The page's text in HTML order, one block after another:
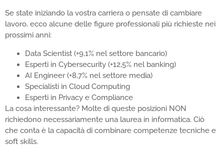
Se state iniziando la vostra carriera o pensate di cambiare
lavoro, ecco alcune delle figure professionali più richieste nei
prossimi anni:
Data Scientist (+9,1% nel settore bancario)
Esperti in Cybersecurity (+12,5% nel banking)
AI Engineer (+8,7% nel settore media)
Specialisti in Cloud Computing
Esperti in Privacy e Compliance
La cosa interessante? Molte di queste posizioni NON
richiedono necessariamente una laurea in informatica. Ciò
che conta è la capacità di combinare competenze tecniche e
soft skills.